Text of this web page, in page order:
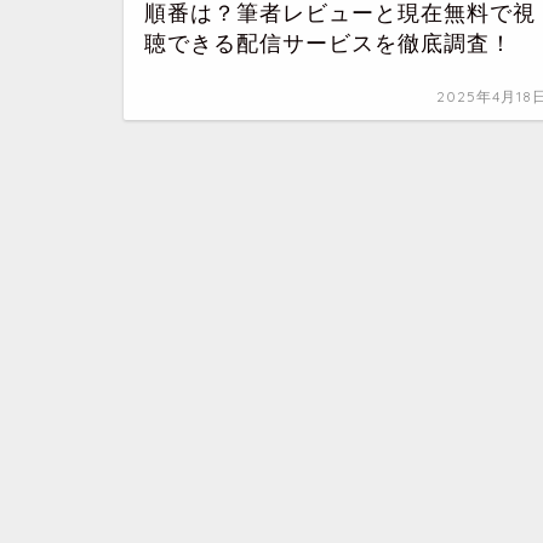
順番は？筆者レビューと現在無料で視
聴できる配信サービスを徹底調査！
2025年4月18